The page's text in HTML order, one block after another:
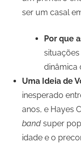
ser um casal
Por que
dinâmica
Uma Ideia de
inesperado
anos, e Hayes
band super
idade e o